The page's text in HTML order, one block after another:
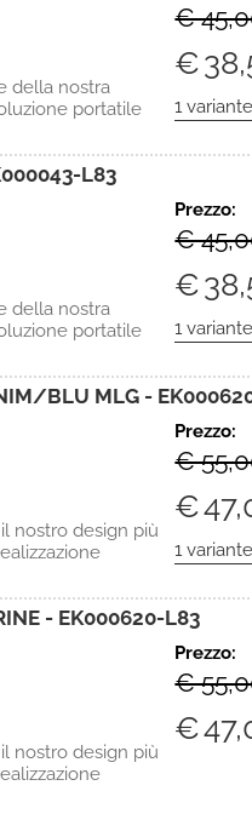
della nostra
portatile
€
€
L83
della nostra
portatile
Prezzo:
€
€
BLU MLG -
il nostro design più
Prezzo:
€
€
- EK000620-L83
il nostro design più
Prezzo:
€
€